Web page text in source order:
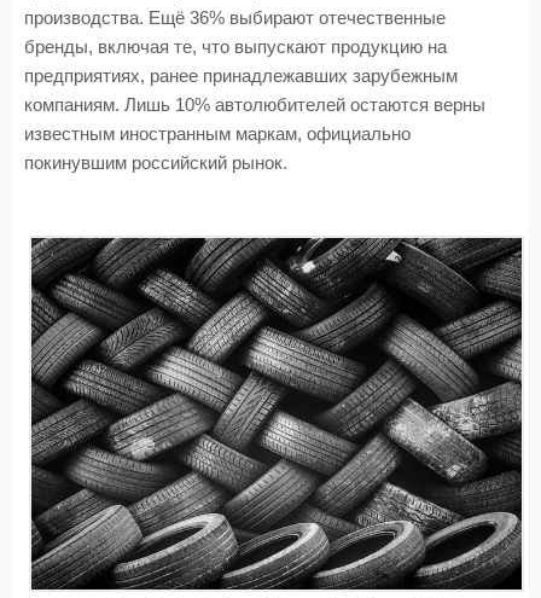
производства. Ещё 36% выбирают отечественные
бренды, включая те, что выпускают продукцию на
предприятиях, ранее принадлежавших зарубежным
компаниям. Лишь 10% автолюбителей остаются верны
известным иностранным маркам, официально
покинувшим российский рынок.